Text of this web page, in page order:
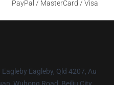
PayPal / MasterCard / Visa
Eagleby, Qld 4207, Au